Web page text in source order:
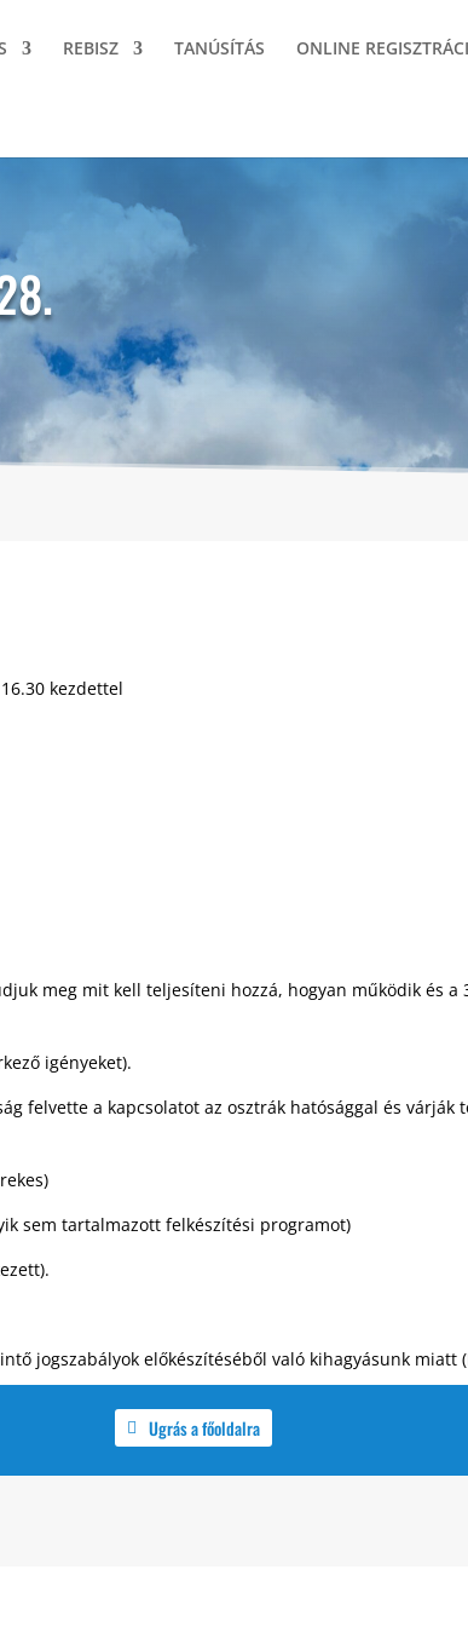
REBISZ TANÚSÍTÁS ONLINE
kezdettel
meg mit kell teljesíteni hozzá, hogyan működik és a
igényeket).
felvette a kapcsolatot az osztrák hatósággal és várják
sem tartalmazott felkészítési programot)
jogszabályok előkészítéséből való kihagyásunk miatt
Ugrás a főoldalra